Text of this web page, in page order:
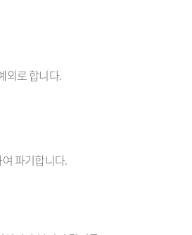
외로 합니다.
파기합니다.